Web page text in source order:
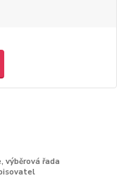
výběrová řada